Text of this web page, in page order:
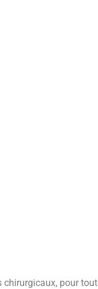
chirurgicaux, pour